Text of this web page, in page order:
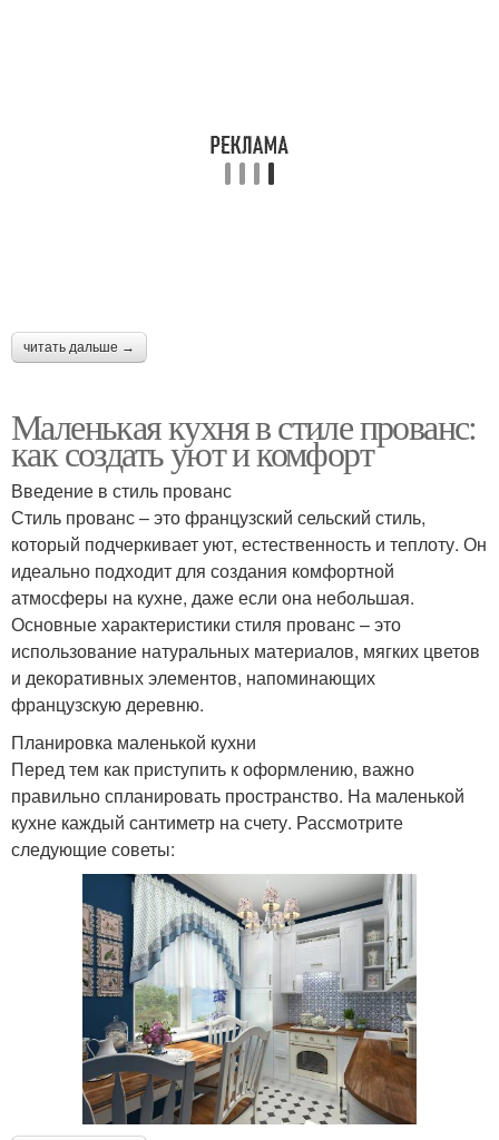
читать дальше →
Маленькая кухня в стиле прованс:
как создать уют и комфорт
Введение в стиль прованс
Стиль прованс – это французский сельский стиль,
который подчеркивает уют, естественность и теплоту. Он
идеально подходит для создания комфортной
атмосферы на кухне, даже если она небольшая.
Основные характеристики стиля прованс – это
использование натуральных материалов, мягких цветов
и декоративных элементов, напоминающих
французскую деревню.
Планировка маленькой кухни
Перед тем как приступить к оформлению, важно
правильно спланировать пространство. На маленькой
кухне каждый сантиметр на счету. Рассмотрите
следующие советы: